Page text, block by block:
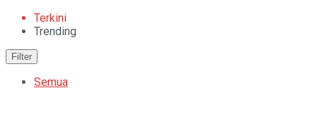
Terkini
Trending
Filter
Semua